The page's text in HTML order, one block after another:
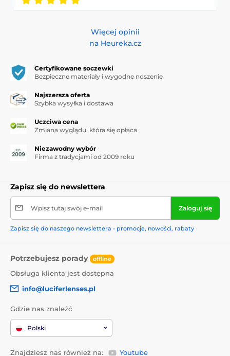
Więcej opinii
na Heureka.cz
Certyfikowane soczewki
Bezpieczne materiały i wygodne noszenie
Najszersza oferta
Szybka wysyłka i dostawa
Uczciwa cena
Zmiana wyglądu, która się opłaca
Niezawodny wybór
Firma z tradycjami od 2009 roku
Zapisz się do newslettera
Wpisz tutaj swój e-mail Zaloguj się
Zapisz się do naszego newslettera - promocje, nowości, rabaty
Potrzebujesz porady offline
Obsługa klienta jest dostępna
info@luciferlenses.pl
Gdzie nas znaleźć
Polski
Znajdziesz nas również na: Youtube